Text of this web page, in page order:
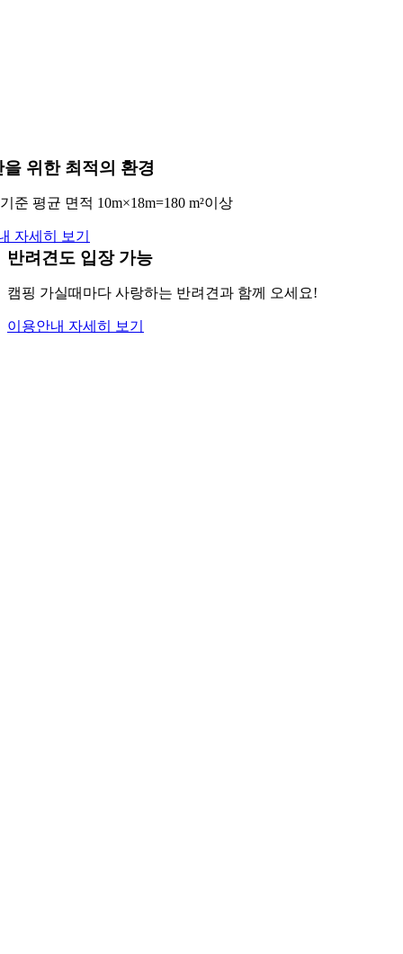
위한 최적의 환경
준 평균 면적 10m×18m=180 m²이상
자세히 보기
반려견도 입장 가능
캠핑 가실때마다 사랑하는 반려견과 함께 오세요!
이용안내 자세히 보기